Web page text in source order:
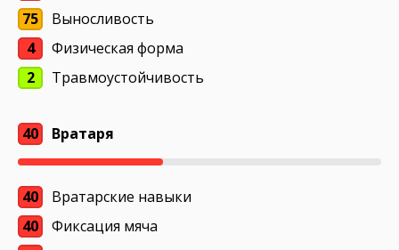
75
Выносливость
4
Физическая форма
2
Травмоустойчивость
40 Вратаря
40
Вратарские навыки
40
Фиксация мяча